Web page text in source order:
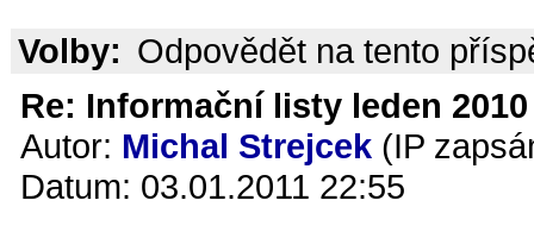
Volby: Odpovědět na tento
Re: Informační listy leden
Autor: Michal Strejcek (IP
Datum: 03.01.2011 22:55